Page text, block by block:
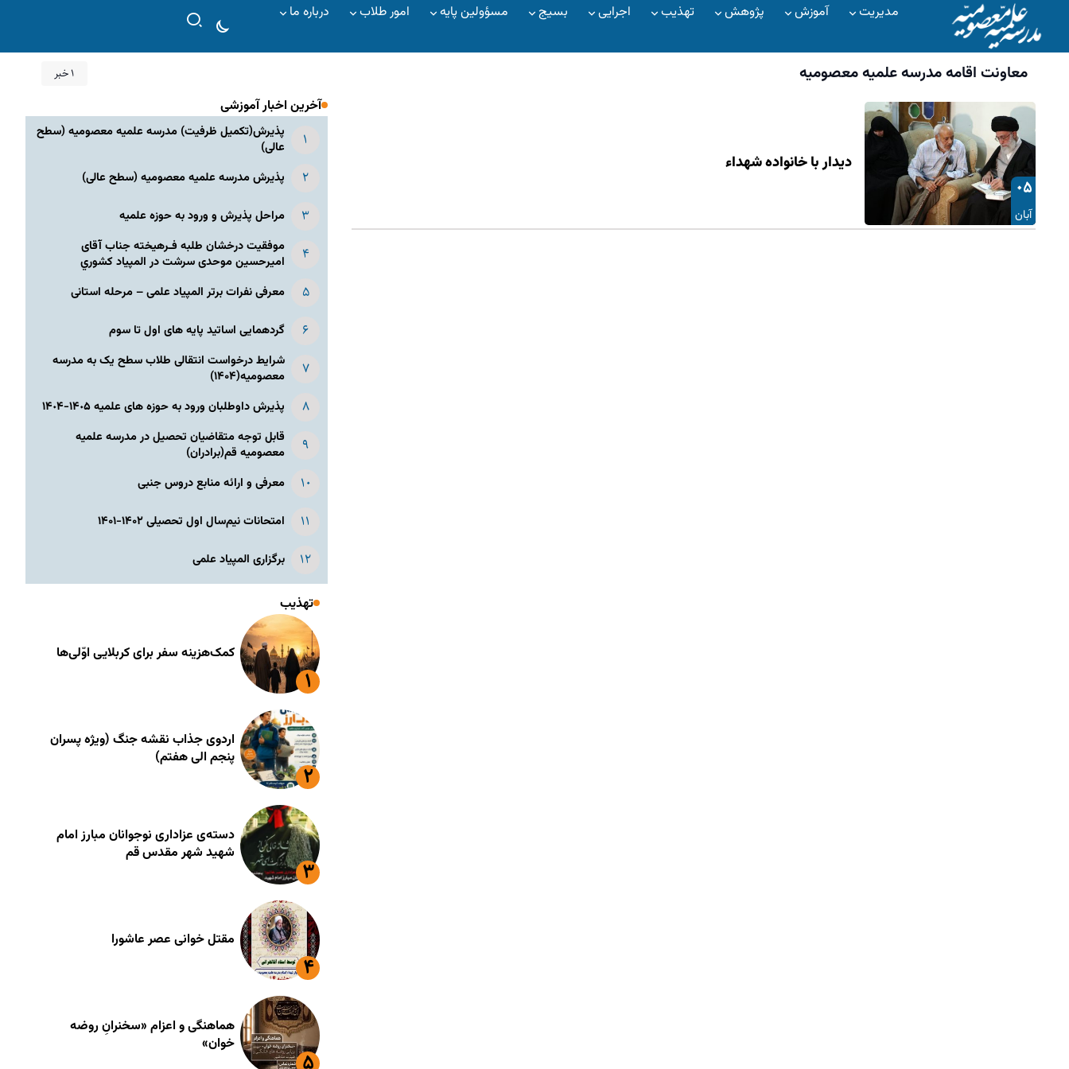
مدیریت آموزش پژوهش تهذیب اجرایی بسیج مسؤولین پایه امور طلاب درباره ما
معاونت اقامه مدرسه علميه معصوميه ۱ خبر
۰۵
آبان
دیدار با خانواده شهداء
آخرین اخبار آموزشی
پذیرش(تکمیل ظرفیت) مدرسه علمیه معصومیه‌ (سطح
عالی)
پذیرش مدرسه علمیه معصومیه‌ (سطح عالی)
مراحل پذیرش و ورود به حوزه علمیه
موفقیت درخشان طلبه فـرهیخته جناب آقای
امیرحسین موحدی سرشت در المپياد كشوري
معرفی نفرات برتر المپیاد علمی – مرحله استانی
گردهمایی اساتید پایه های اول تا سوم
شرایط درخواست انتقالی طلاب سطح یک به مدرسه
معصومیه(۱۴۰۴)
پذیرش داوطلبان ورود به حوزه های علمیه ١۴٠۵-١۴٠۴
قابل توجه متقاضیان تحصیل در مدرسه علمیه
معصومیه قم(برادران)
معرفی و ارائه منابع دروس جنبی
امتحانات نیم‌سال اول تحصیلی ۱۴۰۲-۱۴۰۱
برگزاری المپیاد علمی
تهذیب
کمک‌هزینه سفر برای کربلایی اوّلی‌ها
اردوی جذاب نقشه جنگ (ویژه پسران
پنجم الی هفتم)
دسته‌ی عزاداری نوجوانان مبارز امام
شهید شهر مقدس قم
مقتل خوانی عصر عاشورا
هماهنگی و اعزام «سخنرانِ روضه
خوان»